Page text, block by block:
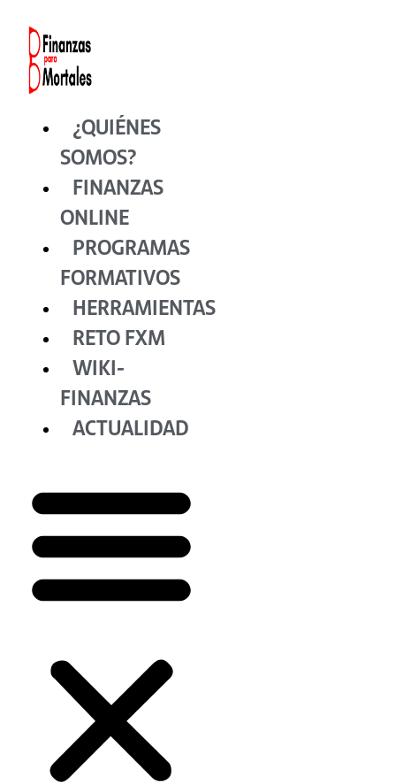
contenido
¿QUIÉNES
SOMOS?
FINANZAS
ONLINE
PROGRAMAS
FORMATIVOS
HERRAMIENTAS
RETO FXM
WIKI-
FINANZAS
ACTUALIDAD